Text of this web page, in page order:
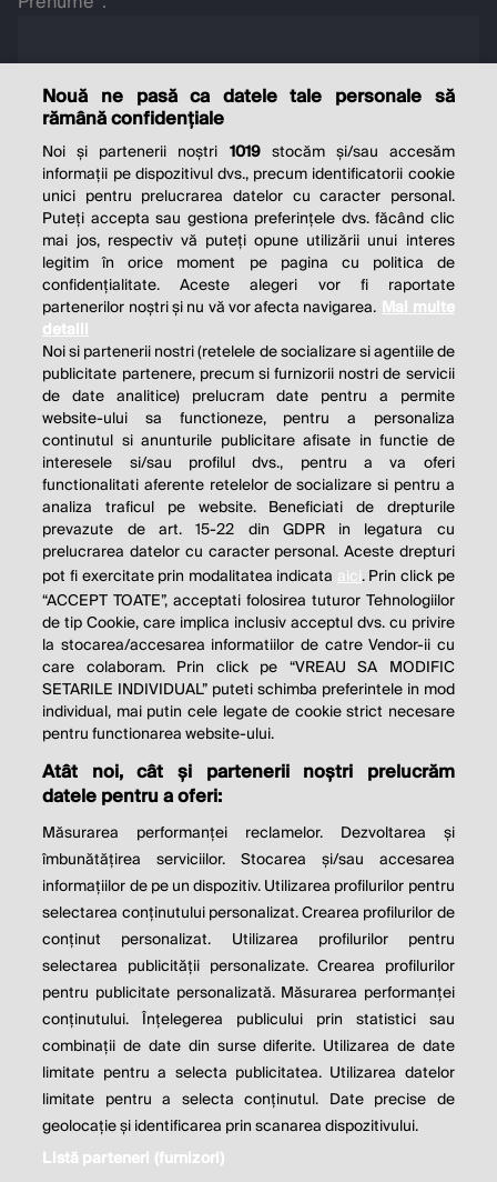
Nume*:
Companie*:
Câmpurile marcate cu * sunt obligatorii
THE SOCIAL RESPONSIBILITY OF
BUSINESS IS TO INCREASE ITS
PROFITS.
Milton Friedman
© 2026 Profit.ro. Toate drepturile rezervate.
Dezvoltat de1616.ro
Contact Publicitate
Politica de cookie Politica de
confidențialitate
Setări cookies
este parte a
Nouă ne pasă ca datele tale personale să
rămână confidențiale
Noi și partenerii noștri 1019stocăm și/sau accesăm
informații pe dispozitivul dvs., precum identificatorii cookie
unici pentru prelucrarea datelor cu caracter personal.
Puteți accepta sau gestiona preferințele dvs. făcând clic
mai jos, respectiv vă puteți opune utilizării unui interes
legitim în orice moment pe pagina cu politica de
confidențialitate. Aceste alegeri vor fi raportate
partenerilor noștri și nu vă vor afecta navigarea. Mai multe
detalii
Noi si partenerii nostri (retelele de socializare si agentiile de
publicitate partenere, precum si furnizorii nostri de servicii
de date analitice) prelucram date pentru a permite
website-ului sa functioneze, pentru a personaliza
continutul si anunturile publicitare afisate in functie de
interesele si/sau profilul dvs., pentru a va oferi
functionalitati aferente retelelor de socializare si pentru a
analiza traficul pe website. Beneficiati de drepturile
prevazute de art. 15-22 din GDPR in legatura cu
prelucrarea datelor cu caracter personal. Aceste drepturi
pot fi exercitate prin modalitatea indicata aici. Prin click pe
“ACCEPT TOATE”, acceptati folosirea tuturor Tehnologiilor
de tip Cookie, care implica inclusiv acceptul dvs. cu privire
la stocarea/accesarea informatiilor de catre Vendor-ii cu
care colaboram. Prin click pe “VREAU SA MODIFIC
SETARILE INDIVIDUAL” puteti schimba preferintele in mod
individual, mai putin cele legate de cookie strict necesare
pentru functionarea website-ului.
Atât noi, cât și partenerii noștri prelucrăm
datele pentru a oferi:
Măsurarea performanței reclamelor. Dezvoltarea și
îmbunătățirea serviciilor. Stocarea și/sau accesarea
informațiilor de pe un dispozitiv. Utilizarea profilurilor pentru
selectarea conținutului personalizat. Crearea profilurilor de
conținut personalizat. Utilizarea profilurilor pentru
selectarea publicității personalizate. Crearea profilurilor
pentru publicitate personalizată. Măsurarea performanței
conținutului. Înțelegerea publicului prin statistici sau
combinații de date din surse diferite. Utilizarea de date
limitate pentru a selecta publicitatea. Utilizarea datelor
limitate pentru a selecta conținutul. Date precise de
geolocație și identificarea prin scanarea dispozitivului.
Listă parteneri (furnizori)